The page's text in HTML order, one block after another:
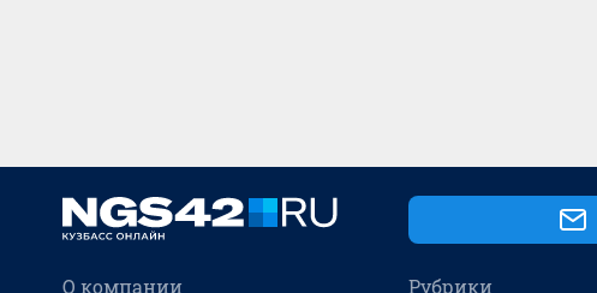
О компании Рубрики